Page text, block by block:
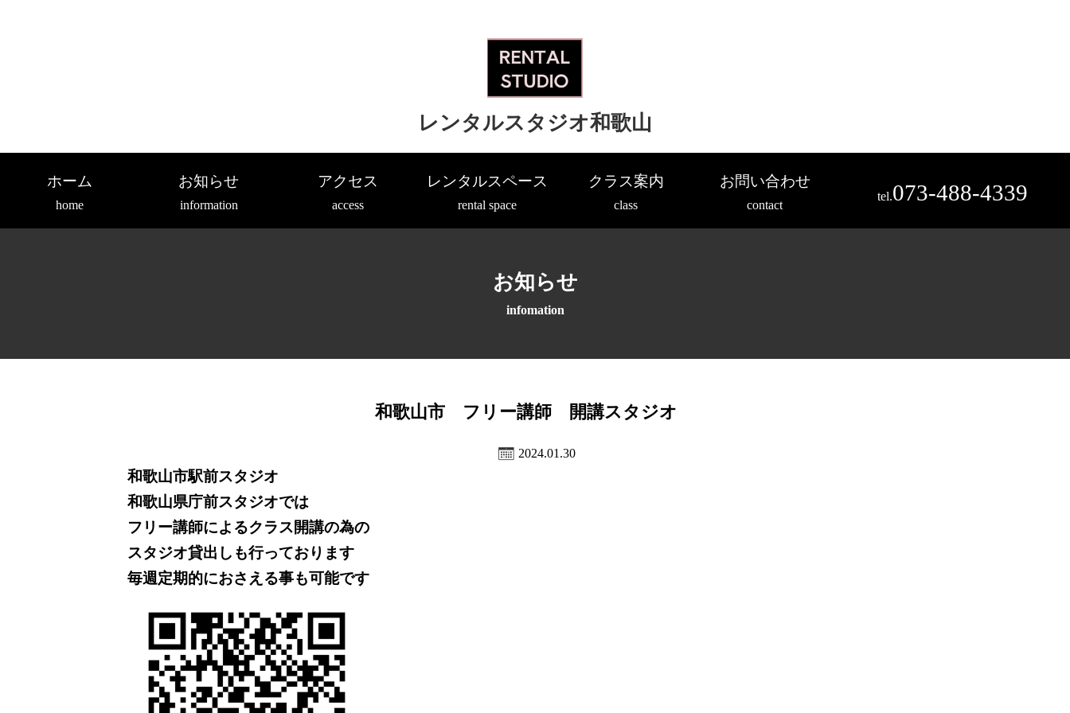
レンタルスタジオ和歌山
ホーム
home
お知らせ
information
アクセス
access
レンタルスペース
rental space
クラス案内
class
お問い合わせ
contact
tel.073-488-4339
お知らせ
infomation
和歌山市 フリー講師 開講スタジオ
2024.01.30
和歌山市駅前スタジオ
和歌山県庁前スタジオでは
フリー講師によるクラス開講の為の
スタジオ貸出しも行っております
毎週定期的におさえる事も可能です